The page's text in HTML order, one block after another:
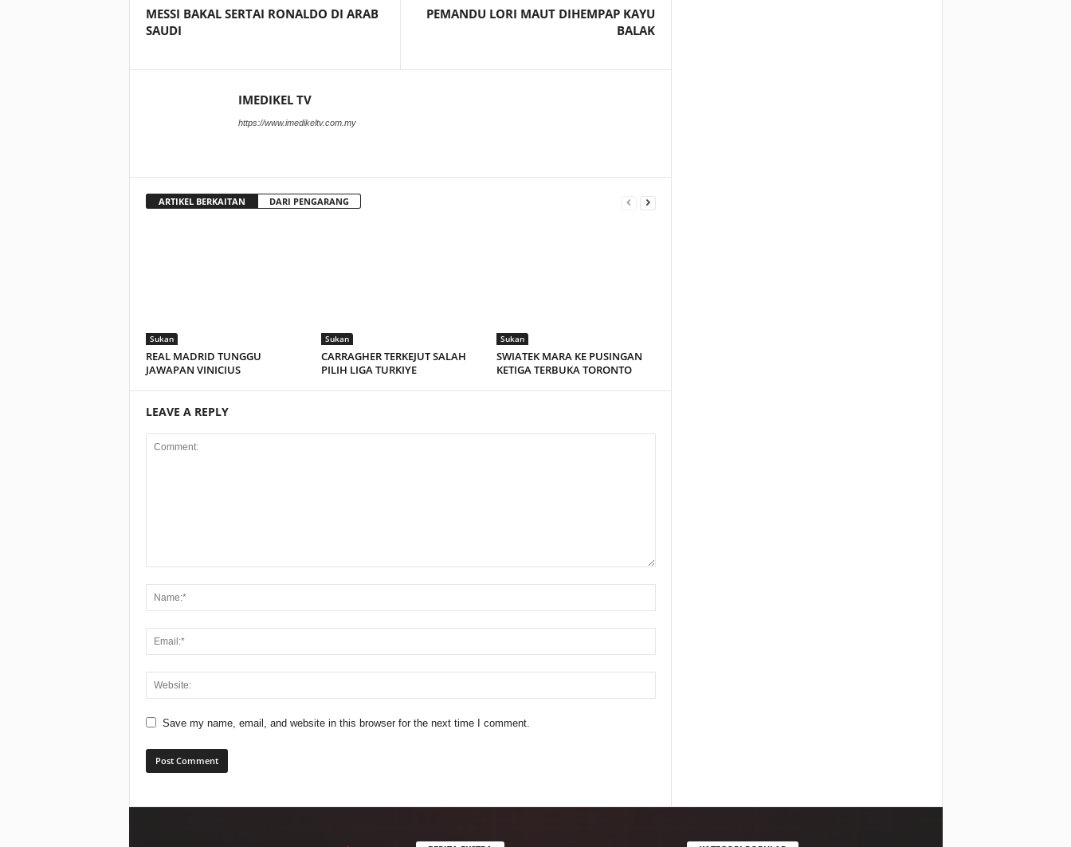
MESSI BAKAL SERTAI RONALDO DI ARAB
SAUDI
PEMANDU LORI MAUT DIHEMPAP KAYU
BALAK
IMEDIKEL TV
https://www.imedikeltv.com.my
ARTIKEL BERKAITAN DARI PENGARANG
Sukan
REAL MADRID TUNGGU
JAWAPAN VINICIUS
Sukan
CARRAGHER TERKEJUT SALAH
PILIH LIGA TURKIYE
Sukan
SWIATEK MARA KE PUSINGAN
KETIGA TERBUKA TORONTO
LEAVE A REPLY
Save my name, email, and website in this browser for the next time I comment.